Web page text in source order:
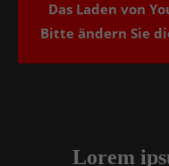
parturient montes,
quam felis, ultricies
Das Laden von
Bitte ändern Sie
Lorem